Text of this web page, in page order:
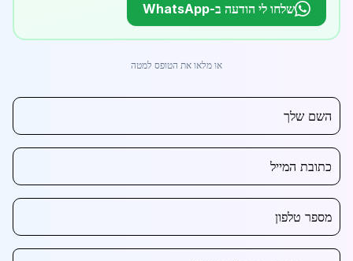
שלחו לי הודעה ב-WhatsApp
או מלאו את הטופס למטה